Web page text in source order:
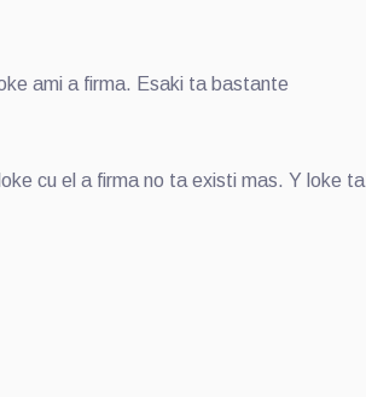
ami a firma. Esaki ta bastante
cu el a firma no ta existi mas. Y loke ta